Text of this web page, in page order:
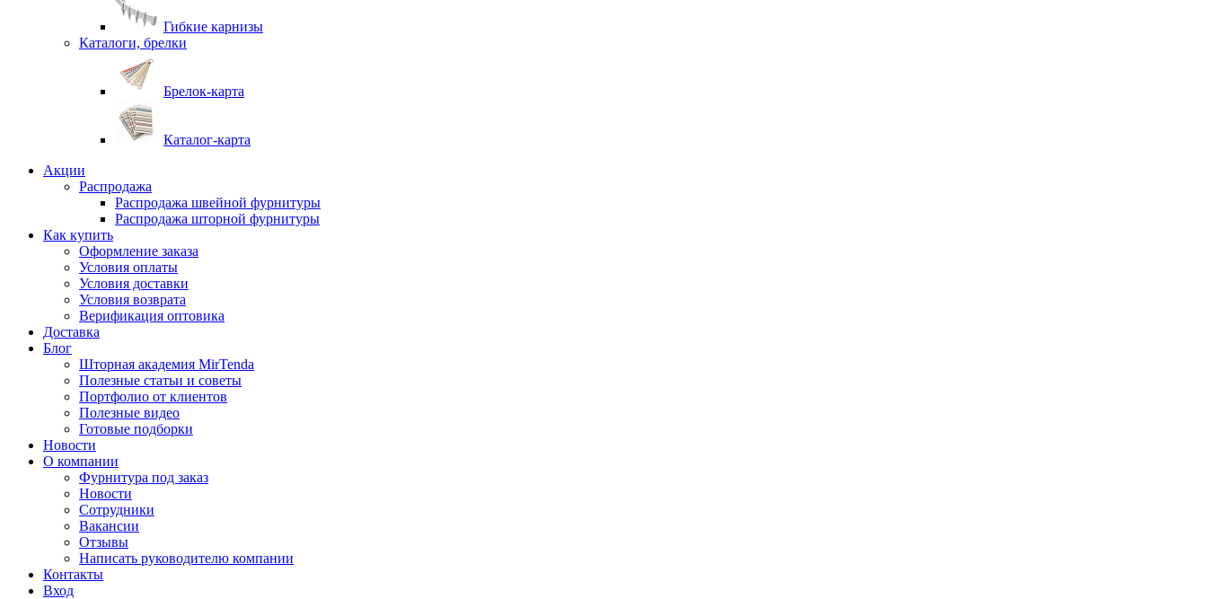
Гибкие карнизы
Каталоги, брелки
Брелок-карта
Каталог-карта
Акции
Распродажа
Распродажа швейной фурнитуры
Распродажа шторной фурнитуры
Как купить
Оформление заказа
Условия оплаты
Условия доставки
Условия возврата
Верификация оптовика
Доставка
Блог
Шторная академия MirTenda
Полезные статьи и советы
Портфолио от клиентов
Полезные видео
Готовые подборки
Новости
О компании
Фурнитура под заказ
Новости
Сотрудники
Вакансии
Отзывы
Написать руководителю компании
Контакты
Вход